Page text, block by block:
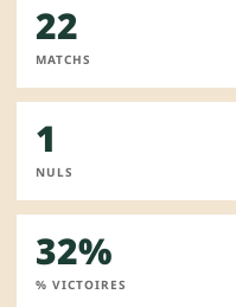
22
MATCHS
1
NULS
32%
% VICTOIRES